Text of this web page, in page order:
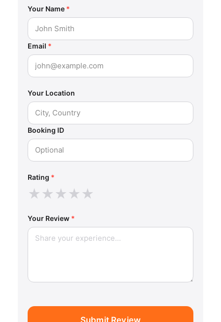
Your Name *
Email *
Your Location
Booking ID
Rating *
★★★★★
Your Review *
Submit Review